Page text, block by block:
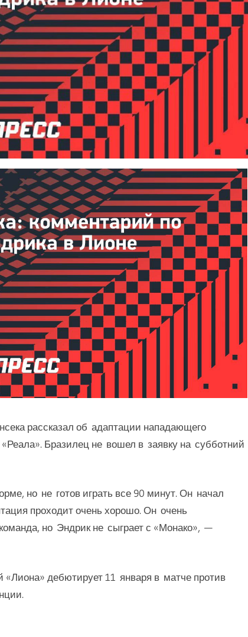
рассказал об адаптации нападающего
Бразилец не вошел в заявку на субботний
но не готов играть все 90 минут. Он начал
проходит очень хорошо.Он очень
но Эндрик не сыграет с «Монако», —
дебютирует 11 января в матче против